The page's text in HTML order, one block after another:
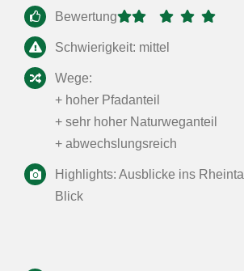
Bewertung
Schwierigkeit: mittel
Wege:
+ hoher Pfadanteil
+ sehr hoher Naturweganteil
+ abwechslungsreich
Highlights: Ausblicke ins
Blick